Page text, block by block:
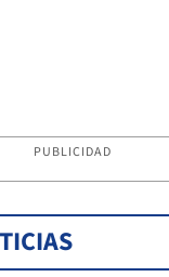
PUBLICIDAD